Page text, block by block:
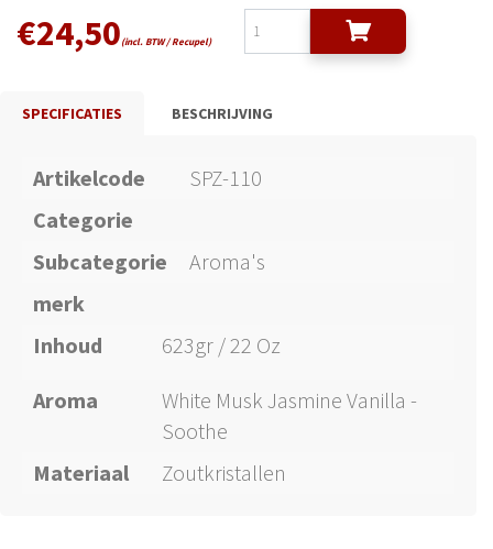
€24,50(incl. BTW / Recupel)
SPECIFICATIES BESCHRIJVING
Artikelcode
SPZ-110
Categorie
Subcategorie
Aroma's
merk
Inhoud
623gr / 22 Oz
Aroma
White Musk Jasmine Vanilla -
Soothe
Materiaal
Zoutkristallen